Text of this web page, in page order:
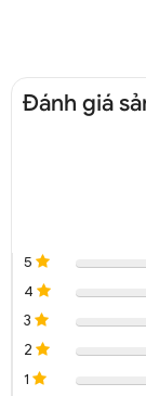
Đánh giá
5
4
3
2
1